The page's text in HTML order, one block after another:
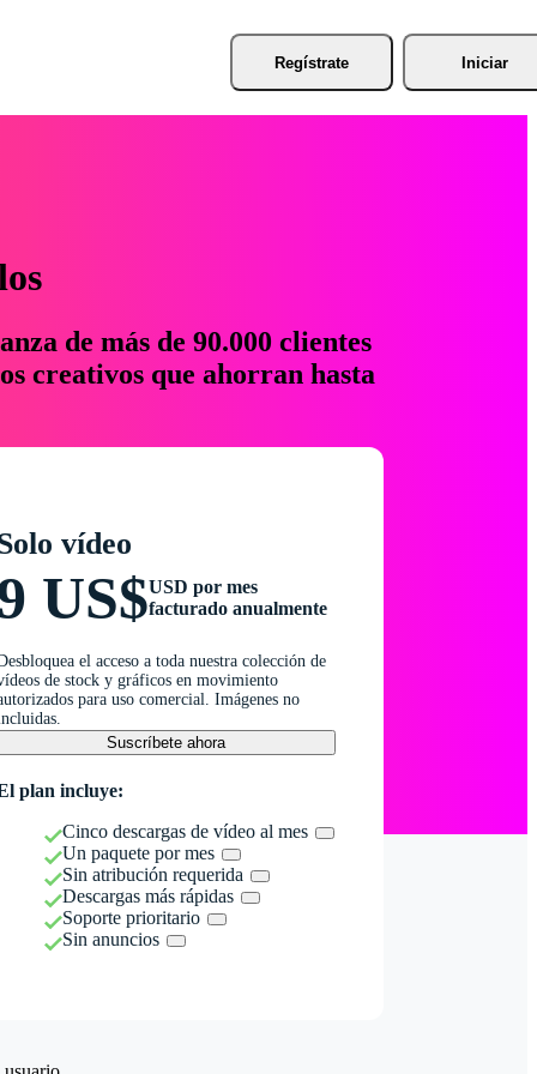
Regístrate Iniciar
de más de 90.000 clientes
creativos que ahorran hasta
vídeo
US$USD por mes
facturado anualmente
el acceso a toda nuestra colección de
de stock y gráficos en movimiento
para uso comercial. Imágenes no
Suscríbete ahora
plan incluye:
Cinco descargas de vídeo al mes
Un paquete por mes
Sin atribución requerida
Descargas más rápidas
Soporte prioritario
Sin anuncios